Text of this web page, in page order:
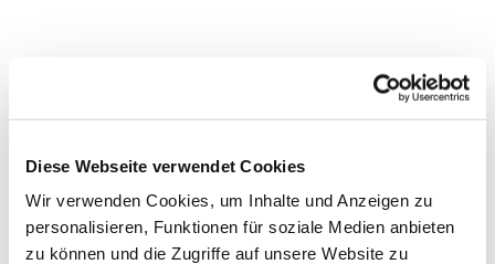
Diese Webseite verwendet Cookies
Wir verwenden Cookies, um Inhalte und Anzeigen zu
personalisieren, Funktionen für soziale Medien anbieten
zu können und die Zugriffe auf unsere Website zu